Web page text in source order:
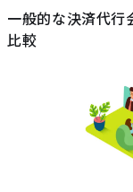
一般的な決済代行
比較